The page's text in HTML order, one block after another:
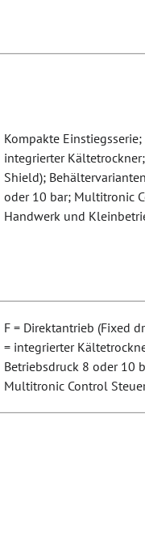
Kompakte
integrierter
Shield);
oder 10 bar; Multitronic
Handwerk und
F = Direktantrieb (Fixed
= integrierter
Betriebsdruck 8 oder 10
Multitronic Control